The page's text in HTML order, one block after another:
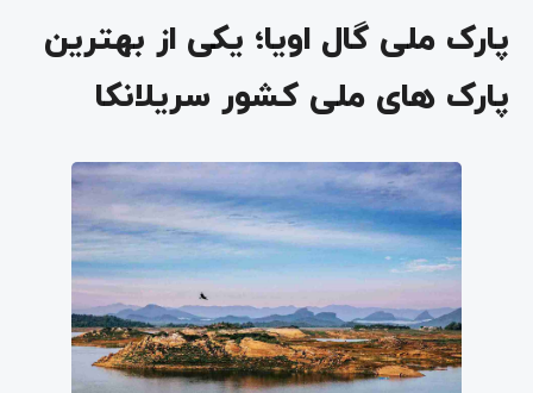
پارک ملی گال اویا؛ یکی از بهترین
پارک های ملی کشور سریلانکا